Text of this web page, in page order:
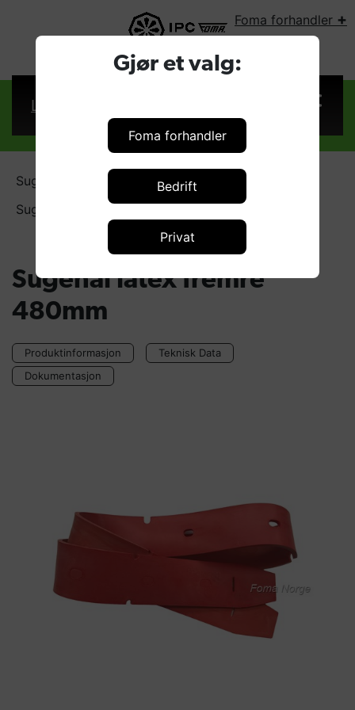
Gjør et valg:
Foma forhandler
Bedrift
Privat
Foma forhandler +
VELG LAND:
Logg inn
Sugenaler - Latex
Sugenal latex fremre 480mm
Sugenal latex fremre
480mm
Produktinformasjon
Teknisk Data
Dokumentasjon